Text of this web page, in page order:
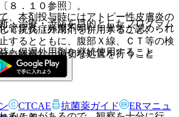
８．１０参照〕。
管穿孔（頻度不明）：異常が認められ
するとともに、腹部Ｘ線、ＣＴ等の検
に観察し、適切な処置を行うこと
。
、本剤投与時にはアトピー性皮膚炎の
て抗炎症外用剤を併用すること。
保湿外用剤を継続使用すること
・治療・予防を目的としたプログラム
CTCAE 抗菌薬ガイド
ERマニュ